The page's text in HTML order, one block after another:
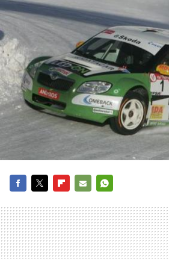
MAIL